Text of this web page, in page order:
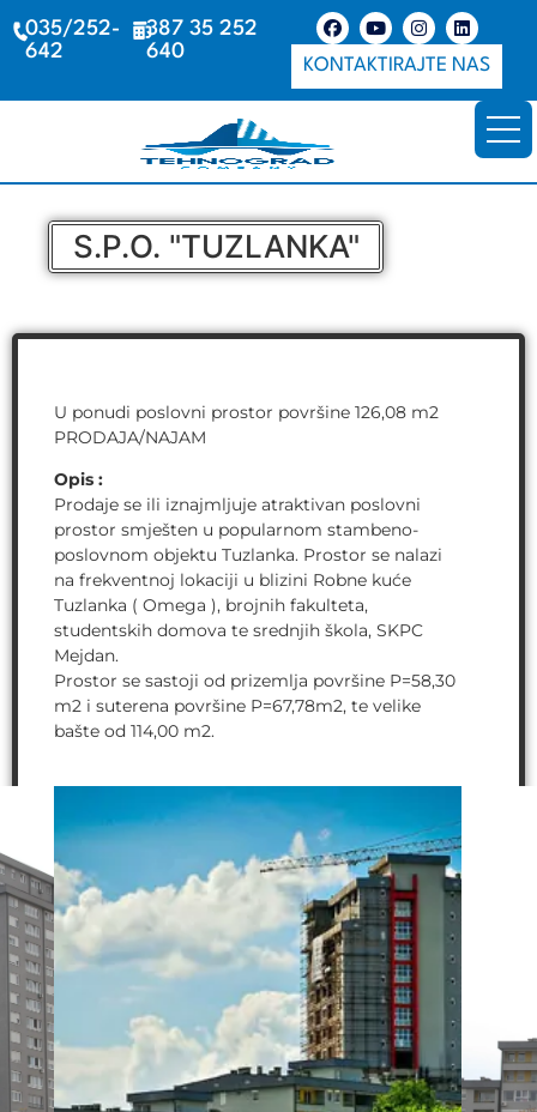
035/252-
642
387 35 252
640
KONTAKTIRAJTE NAS
S.P.O. "TUZLANKA"
U ponudi poslovni prostor površine 126,08 m2
PRODAJA/NAJAM
Opis :
Prodaje se ili iznajmljuje atraktivan poslovni
prostor smješten u popularnom stambeno-
poslovnom objektu Tuzlanka. Prostor se nalazi
na frekventnoj lokaciji u blizini Robne kuće
Tuzlanka ( Omega ), brojnih fakulteta,
studentskih domova te srednjih škola, SKPC
Mejdan.
Prostor se sastoji od prizemlja površine P=58,30
m2 i suterena površine P=67,78m2, te velike
bašte od 114,00 m2.